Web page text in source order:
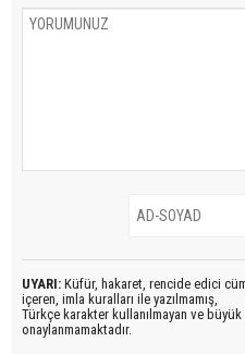
UYARI: Küfür, hakaret, rencide edici
içeren, imla kuralları ile yazılmamış,
Türkçe karakter kullanılmayan ve büyük
onaylanmamaktadır.